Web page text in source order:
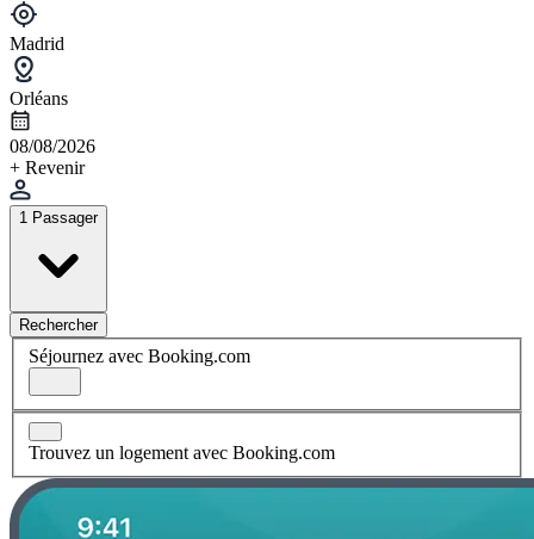
Madrid
Orléans
08/08/2026
+ Revenir
1 Passager
Rechercher
Séjournez avec Booking.com
Trouvez un logement avec Booking.com